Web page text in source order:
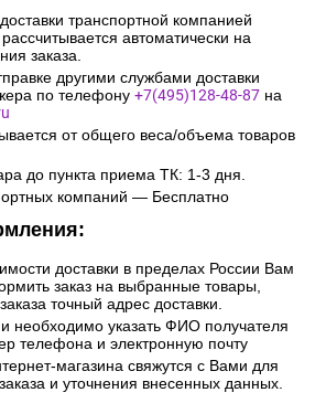
транспортной компанией
автоматически на
заказа.
другими службами доставки
по телефону +7(495)128-48-87 на
от общего веса/объема товаров
до пункта приема ТК: 1-3 дня.
компаний — Бесплатно
доставки в пределах России Вам
заказ на выбранные товары,
точный адрес доставки.
необходимо указать ФИО получателя
телефона и электронную почту
магазина свяжутся с Вами для
и уточнения внесенных данных.